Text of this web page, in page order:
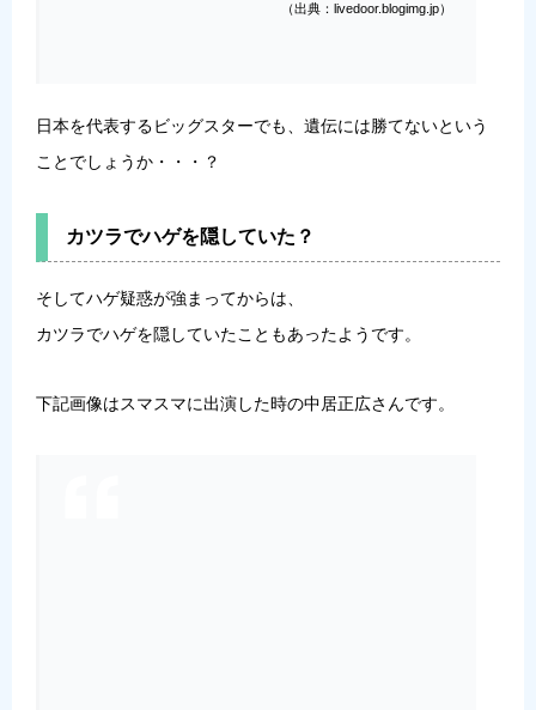
（出典：livedoor.blogimg.jp）
日本を代表するビッグスターでも、遺伝には勝てないという
ことでしょうか・・・？
カツラでハゲを隠していた？
そしてハゲ疑惑が強まってからは、
カツラでハゲを隠していたこともあったようです。
下記画像はスマスマに出演した時の中居正広さんです。